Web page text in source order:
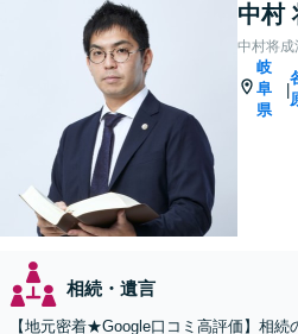
中村
中村将成
岐
阜
県
|
相続・遺言
【地元密着★Google口コミ高評価】相続